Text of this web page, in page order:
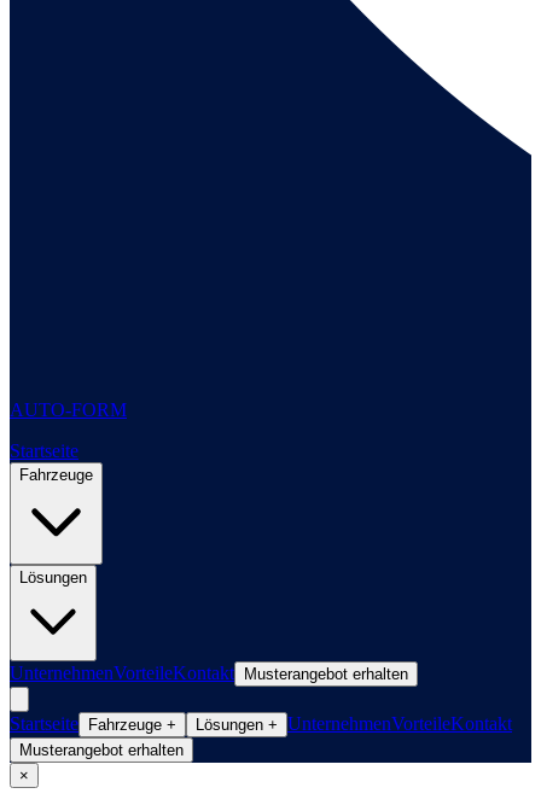
AUTO-FORM
Startseite
Fahrzeuge
Lösungen
UnternehmenVorteileKontakt Musterangebot erhalten
Startseite Fahrzeuge + Lösungen + UnternehmenVorteileKontakt
Musterangebot erhalten
×